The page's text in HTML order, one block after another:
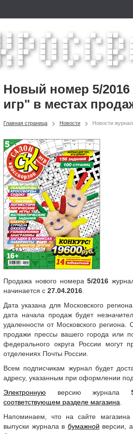
Новый номер 5/
игр" в местах
Главная страница Новости Новости
Продажа нового номера5/2016
начинается с 27.04.2016
Дата указана для Московского
дата начала продаж будет
удаленности от Московского
продажи прессы вашего города или
федерального округа России могут
отделениях Почты России.
Всем подписчикам журнал будет
адресу, указанным при оформлении
Электронную версию журнала
соответствующем разделе магазина
Напоминаем, что на сайте
выпуски журнала в бумажной версии,